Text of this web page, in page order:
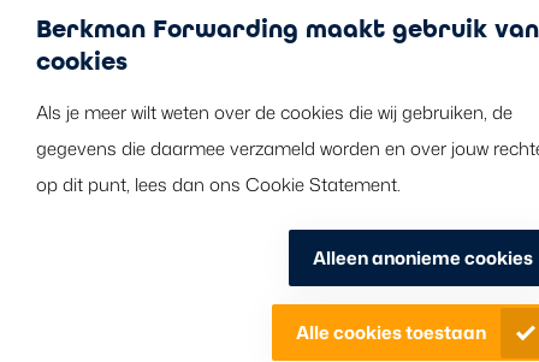
Berkman Forwarding maakt gebruik van
cookies
Als je meer wilt weten over de cookies die wij gebruiken, de
gegevens die daarmee verzameld worden en over jouw
op dit punt, lees dan ons Cookie Statement.
Alleen anonieme cookies
Alle cookies toestaan